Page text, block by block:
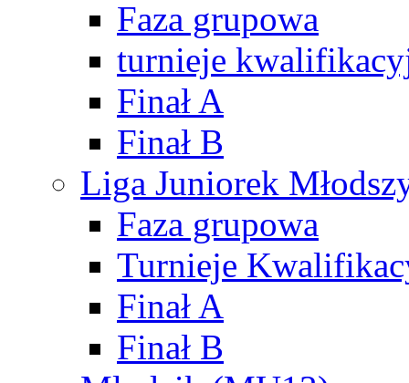
Faza grupowa
turnieje
Finał A
Finał B
Liga Juniorek
Faza grupowa
Turnieje
Finał A
Finał B